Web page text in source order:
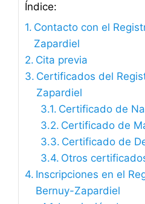
Índice:
Contacto con el
Zapardiel
Cita previa
Certificados del
Zapardiel
Certificado de
Certificado de
Certificado de
Otros
Inscripciones en el
Bernuy-Zapardiel